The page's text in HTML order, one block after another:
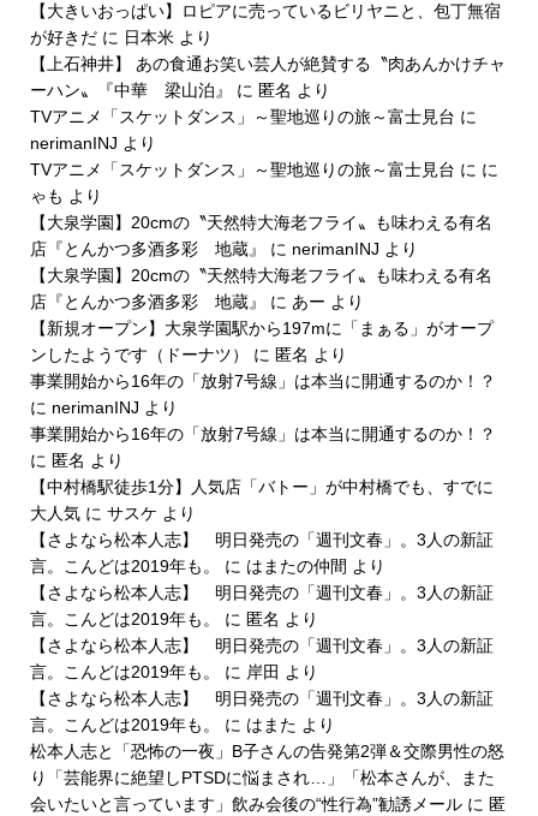
【大きいおっぱい】ロピアに売っているビリヤニと、包丁無宿
が好きだに 日本米より
【上石神井】 あの食通お笑い芸人が絶賛する〝肉あんかけチャ
ーハン〟『中華 梁山泊』
に 匿名 より
TVアニメ「スケットダンス」～聖地巡りの旅～富士見台 に
nerimanINJ より
TVアニメ「スケットダンス」～聖地巡りの旅～富士見台 に に
ゃも より
【大泉学園】20cmの〝天然特大海老フライ〟も味わえる有名
店『とんかつ多酒多彩 地蔵』
に nerimanINJ より
【大泉学園】20cmの〝天然特大海老フライ〟も味わえる有名
店『とんかつ多酒多彩 地蔵』
に あー より
【新規オープン】大泉学園駅から197mに「まぁる」がオープ
ンしたようです（ドーナツ）
に 匿名 より
事業開始から16年の「放射7号線」は本当に開通するのか！？
に nerimanINJ より
事業開始から16年の「放射7号線」は本当に開通するのか！？
に 匿名 より
【中村橋駅徒歩1分】人気店「バトー」が中村橋でも、すでに
大人気に サスケ より
【さよなら松本人志】 明日発売の「週刊文春」。3人の新証
言。こんどは2019年も。
に はまたの仲間 より
【さよなら松本人志】 明日発売の「週刊文春」。3人の新証
言。こんどは2019年も。
に 匿名 より
【さよなら松本人志】 明日発売の「週刊文春」。3人の新証
言。こんどは2019年も。
に 岸田 より
【さよなら松本人志】 明日発売の「週刊文春」。3人の新証
言。こんどは2019年も。
に はまた より
松本人志と「恐怖の一夜」B子さんの告発第2弾＆交際男性の怒
り「芸能界に絶望しPTSDに悩まされ…」「松本さんが、また
会いたいと言っています」飲み会後の“性行為”勧誘メールに 匿